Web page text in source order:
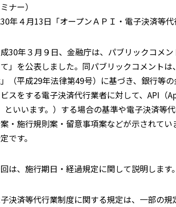
ミナー）
年４月13日「オープンＡＰＩ・電子決済等
30年３月９日、金融庁は、パブリックコメ
」を公表しました。同パブリックコメント
（平成29年法律第49号）に基づき、銀行等
スをする電子決済代行業者に対して、API
といいます。）する場合の基準や電子決済等
・施行規則案・留意事項案などが示されて
です。
は、施行期日・経過規定に関して説明します。
決済等代行業制度に関する規定は、一部の